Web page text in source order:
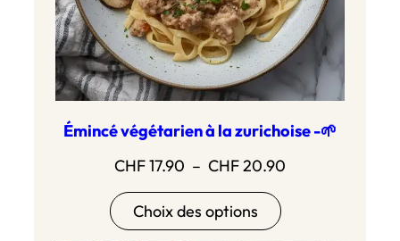
Émincé végétarien à la zurichoise -🌱
CHF17.90 – CHF20.90
Choix des options